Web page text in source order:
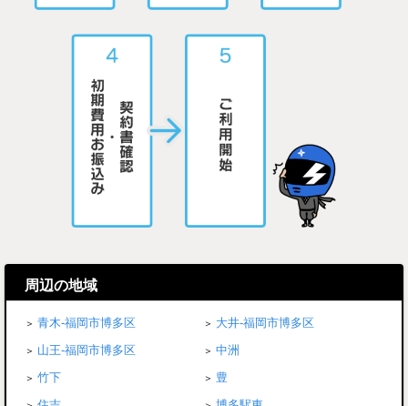
周辺の地域
青木-福岡市博多区
大井-福岡市博多区
山王-福岡市博多区
中洲
竹下
豊